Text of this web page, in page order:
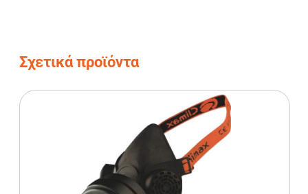
Σχετικά προϊόντα